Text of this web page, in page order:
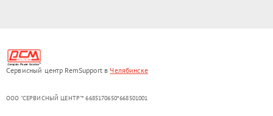
Сервисный центр RemSupport в Челябинске
ООО "СЕРВИСНЫЙ ЦЕНТР"* 6685170650*668501001